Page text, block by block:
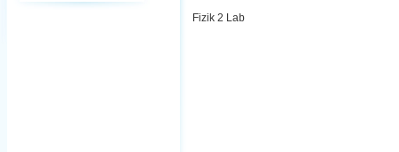
Fizik 2 Lab